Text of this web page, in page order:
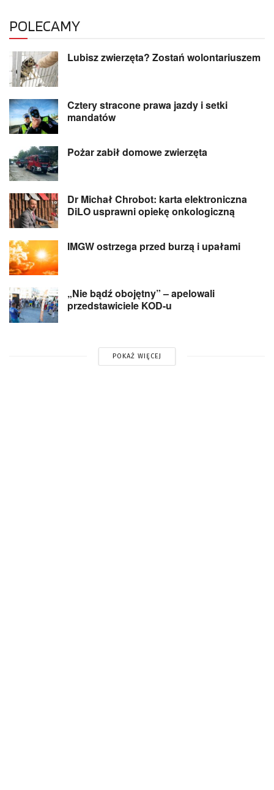
POLECAMY
Lubisz zwierzęta? Zostań wolontariuszem
Cztery stracone prawa jazdy i setki
mandatów
Pożar zabił domowe zwierzęta
Dr Michał Chrobot: karta elektroniczna
DiLO usprawni opiekę onkologiczną
IMGW ostrzega przed burzą i upałami
„Nie bądź obojętny” – apelowali
przedstawiciele KOD-u
POKAŻ WIĘCEJ